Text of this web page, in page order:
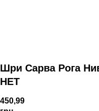
Шри Сарва Рога
НЕТ
450,99